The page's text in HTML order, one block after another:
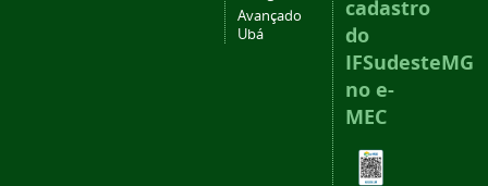
Avançado
Ubá
cadastro
do
IFSudesteMG
no e-
MEC